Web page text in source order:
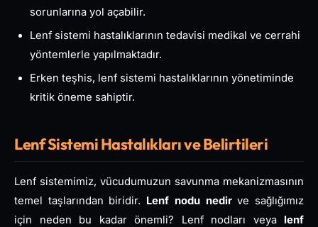
sorunlarına yol açabilir.
Lenf sistemi hastalıklarının tedavisi medikal ve cerrahi
yöntemlerle yapılmaktadır.
Erken teşhis, lenf sistemi hastalıklarının yönetiminde
kritik öneme sahiptir.
Lenf Sistemi Hastalıkları ve Belirtileri
Lenf sistemimiz, vücudumuzun savunma mekanizmasının
temel taşlarından biridir. Lenf nodu nedirve sağlığımız
için neden bu kadar önemli? Lenf nodları veya lenf